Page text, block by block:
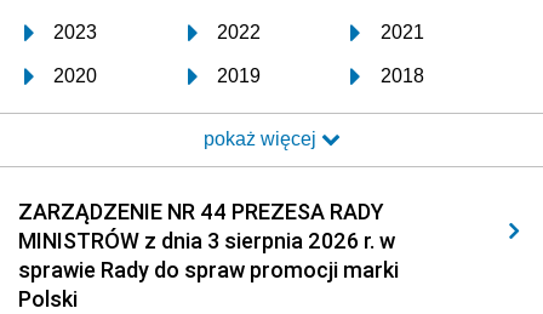
2023 2022 2021
2020 2019 2018
2017 2016 2015
2014 2013 2012
2011 2010 2009
2008 2007 2006
2005
pokaż więcej
ZARZĄDZENIE NR 44 PREZESA RADY
MINISTRÓW z dnia 3 sierpnia 2026 r. w
sprawie Rady do spraw promocji marki
Polski